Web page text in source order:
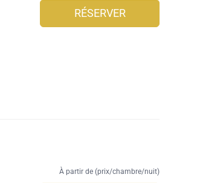
RÉSERVER
À partir de (prix/chambre/nuit)